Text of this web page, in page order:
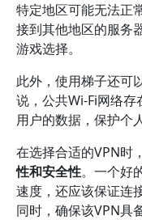
特定地区可能无法正
接到其他地区的服务
游戏选择。
此外，使用梯子还可
说，公共Wi-Fi网络
用户的数据，保护个
在选择合适的VPN时
性和安全性。一个好
速度，还应该保证连
同时，确保该VPN具